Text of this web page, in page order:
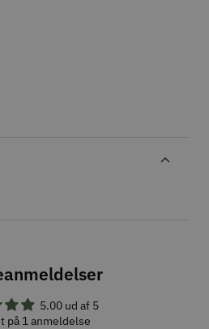
5.00 ud af 5
på 1 anmeldelse